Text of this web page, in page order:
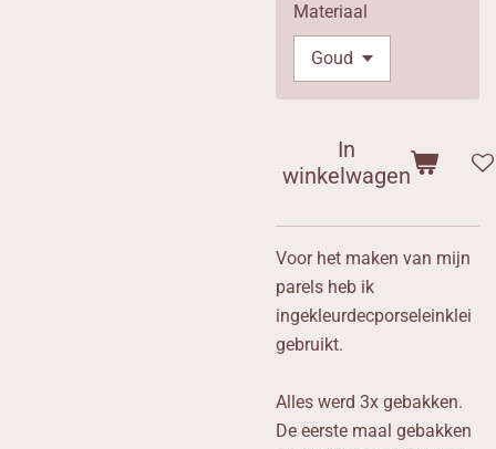
Materiaal
In
winkelwagen
Voor het maken van mijn
parels heb ik
ingekleurdecporseleinklei
gebruikt.
Alles werd 3x gebakken.
De eerste maal gebakken